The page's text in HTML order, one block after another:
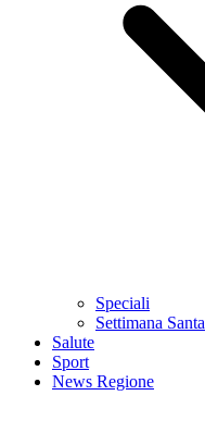
Speciali
Settimana Santa
Salute
Sport
News Regione